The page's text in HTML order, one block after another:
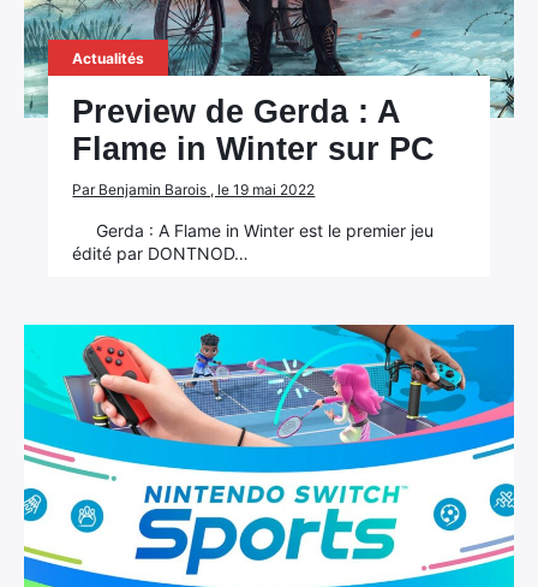
Actualités
Preview de Gerda : A
Flame in Winter sur PC
Par Benjamin Barois , le 19 mai 2022
Gerda : A Flame in Winter est le premier jeu
édité par DONTNOD…
×